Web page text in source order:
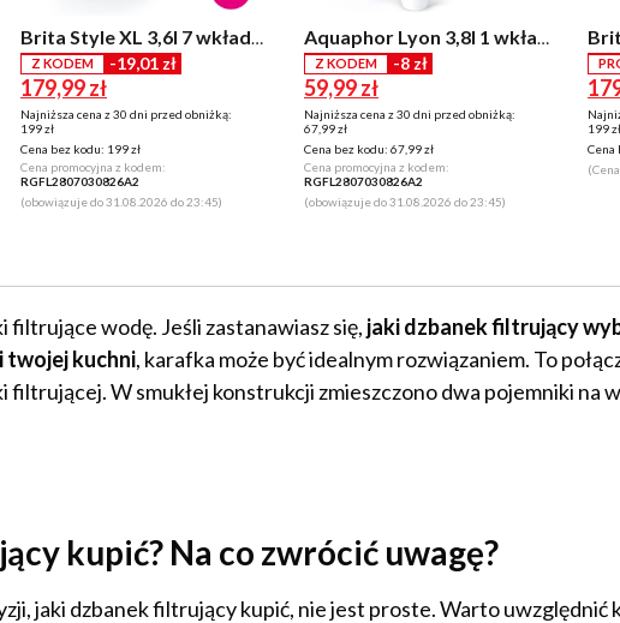
Brita Style XL 3,6l 7 wkładów Szary
Z KODEM -19,01 zł
179,99 zł
Najniższa cena z 30 dni przed obniżką:
199 zł
Cena bez kodu: 199 zł
Cena promocyjna z kodem:
RGFL2807030826A2
(obowiązuje do 31.08.2026 do 23:45)
Aquaphor Lyon 3,8I 1 wkład Biały
Z KODEM -8 zł
59,99 zł
Najniższa cena z 30 dni przed obniżką:
67,99 zł
Cena bez kodu: 67,99 zł
Cena promocyjna z kodem:
RGFL2807030826A2
(obowiązuje do 31.08.2026 do 23:45)
199 zł
Cena
wodę. Jeśli zastanawiasz się, jaki dzbanek filtrujący
twojej kuchni, karafka może być idealnym rozwiązaniem. To
W smukłej konstrukcji zmieszczono dwa pojemniki na
kupić? Na co zwrócić uwagę?
jaki dzbanek filtrujący kupić, nie jest proste. Warto